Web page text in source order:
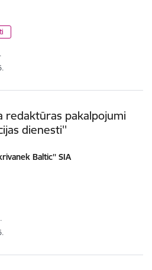
redaktūras pakalpojumi
dienesti''
Baltic'' SIA